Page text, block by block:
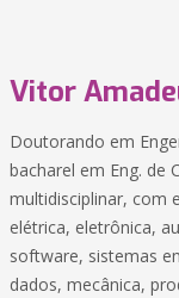
Vitor
Doutorando em
bacharel em Eng. de
multidisciplinar, com
elétrica, eletrônica,
software, sistemas
dados, mecânica,